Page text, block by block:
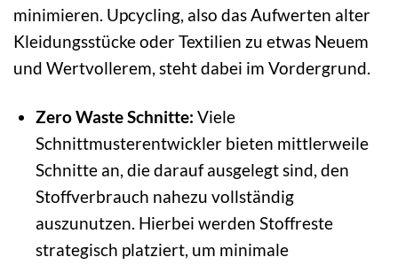
minimieren. Upcycling, also das Aufwerten alter
Kleidungsstücke oder Textilien zu etwas Neuem
und Wertvollerem, steht dabei im Vordergrund.
Zero Waste Schnitte: Viele
Schnittmusterentwickler bieten mittlerweile
Schnitte an, die darauf ausgelegt sind, den
Stoffverbrauch nahezu vollständig
auszunutzen. Hierbei werden Stoffreste
strategisch platziert, um minimale